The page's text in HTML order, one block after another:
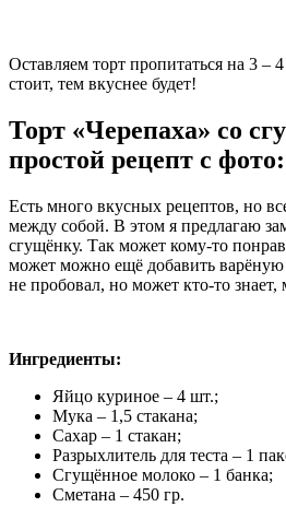
Оставляем торт пропитаться на 3 –
стоит, тем вкуснее будет!
Торт «Черепаха» со
простой рецепт с фото:
Есть много вкусных рецептов, но
между собой. В этом я предлагаю
сгущёнку. Так может кому-то
может можно ещё добавить
не пробовал, но может кто-то знает,
Ингредиенты:
Яйцо куриное – 4 шт.;
Мука – 1,5 стакана;
Сахар – 1 стакан;
Разрыхлитель для теста – 1
Сгущённое молоко – 1 банка;
Сметана – 450 гр.